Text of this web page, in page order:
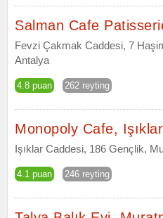
Salman Cafe
Fevzi Çakmak Caddesi, 7
Antalya
4.8 puan 262 reyting
Monopoly Cafe, Işıklar
Işıklar Caddesi, 186 Gençlik,
4.1 puan 246 reyting